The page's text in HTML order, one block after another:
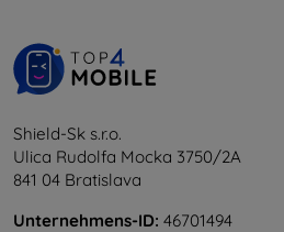
Shield-Sk s.r.o.
Ulica Rudolfa Mocka 3750/2A
841 04 Bratislava
Unternehmens-ID: 46701494